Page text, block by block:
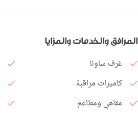
المرافق والخدمات والمزايا
غرف ساونا
كاميرات مراقبة
مقاهي ومطاعم